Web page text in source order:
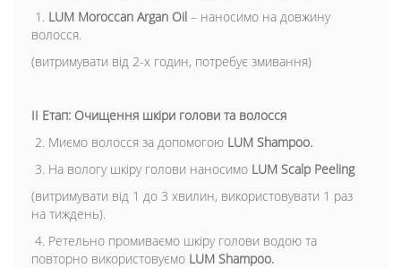
1. LUM Moroccan Argan Oil – наносимо на довжину
волосся.
(витримувати від 2-х годин, потребує змивання)
II Етап: Очищення шкіри голови та волосся
2. Миємо волосся за допомогою LUM Shampoo.
3. На вологу шкіру голови наносимо LUM Scalp Peeling
(витримувати від 1 до 3 хвилин, використовувати 1 раз
на тиждень).
4. Ретельно промиваємо шкіру голови водою та
повторно використовуємо LUM Shampoo.